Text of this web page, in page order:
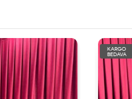
KARGO
BEDAVA